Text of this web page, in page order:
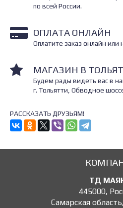
по всей России.
ОПЛАТА ОНЛАЙН
Оплатите заказ онлайн или
МАГАЗИН В
Будем рады видеть вас в
г. Тольятти, Обводное
РАССКАЗАТЬ ДРУЗЬЯМ!
ТД
445000,
Самарская